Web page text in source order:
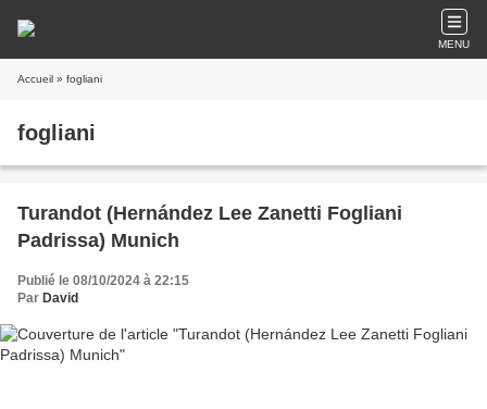
MENU
Accueil » fogliani
fogliani
Turandot (Hernández Lee Zanetti Fogliani
Padrissa) Munich
Publié le 08/10/2024 à 22:15
Par David